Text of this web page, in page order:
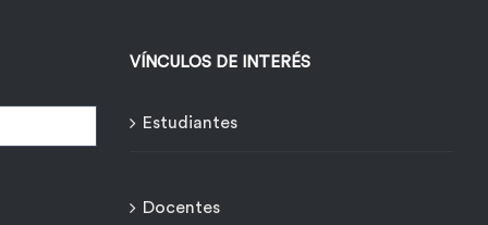
VÍNCULOS DE INTERÉS
Estudiantes
Docentes